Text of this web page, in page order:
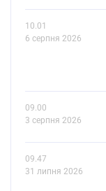
10.01
6 серпня 2026
09.00
3 серпня 2026
09.47
31 липня 2026